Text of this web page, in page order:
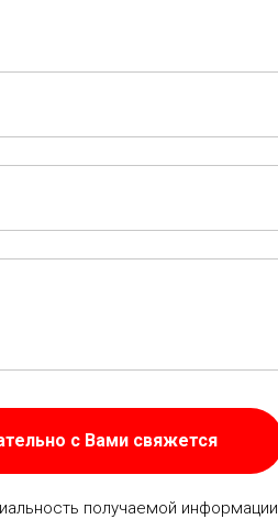
с Вами свяжется
получаемой информации.